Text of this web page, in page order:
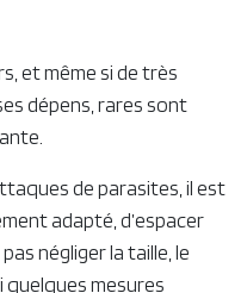
aux plantes. Par
étant